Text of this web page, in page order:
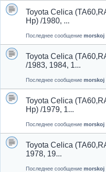
Toyota Celica
Hp) /1980, ...
Последнее сообщение morskoj
Toyota Celica
/1983, 1984, 1...
Последнее сообщение morskoj
Toyota Celica
Hp) /1979, 1...
Последнее сообщение morskoj
Toyota Celica
1978, 19...
Последнее сообщение morskoj